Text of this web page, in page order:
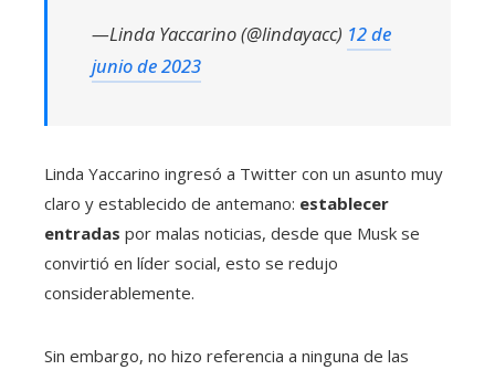
—Linda Yaccarino (@lindayacc) 12 de
junio de 2023
Linda Yaccarino ingresó a Twitter con un asunto muy
claro y establecido de antemano: establecer
entradas por malas noticias, desde que Musk se
convirtió en líder social, esto se redujo
considerablemente.
Sin embargo, no hizo referencia a ninguna de las